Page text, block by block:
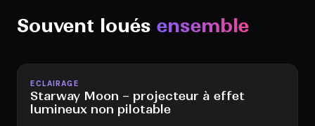
Souvent loués ensemble
Disponible
ECLAIRAGE
Starway Moon – projecteur à effet
lumineux non pilotable